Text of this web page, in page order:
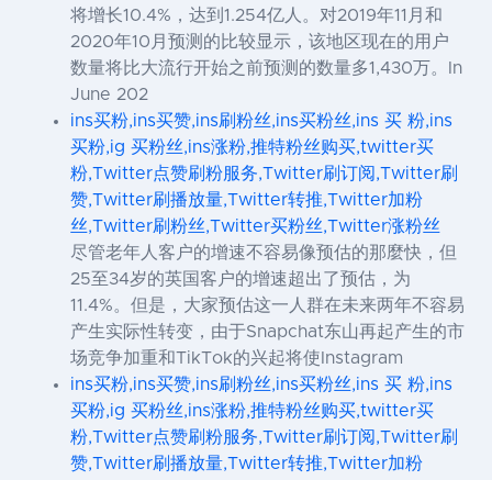
将增长10.4%，达到1.254亿人。对2019年11月和
2020年10月预测的比较显示，该地区现在的用户
数量将比大流行开始之前预测的数量多1,430万。In
June 202
ins买粉,ins买赞,ins刷粉丝,ins买粉丝,ins 买 粉,ins
买粉,ig 买粉丝,ins涨粉,推特粉丝购买,twitter买
粉,Twitter点赞刷粉服务,Twitter刷订阅,Twitter刷
赞,Twitter刷播放量,Twitter转推,Twitter加粉
丝,Twitter刷粉丝,Twitter买粉丝,Twitter涨粉丝
尽管老年人客户的增速不容易像预估的那麼快，但
25至34岁的英国客户的增速超出了预估，为
11.4%。但是，大家预估这一人群在未来两年不容易
产生实际性转变，由于Snapchat东山再起产生的市
场竞争加重和TikTok的兴起将使Instagram
ins买粉,ins买赞,ins刷粉丝,ins买粉丝,ins 买 粉,ins
买粉,ig 买粉丝,ins涨粉,推特粉丝购买,twitter买
粉,Twitter点赞刷粉服务,Twitter刷订阅,Twitter刷
赞,Twitter刷播放量,Twitter转推,Twitter加粉